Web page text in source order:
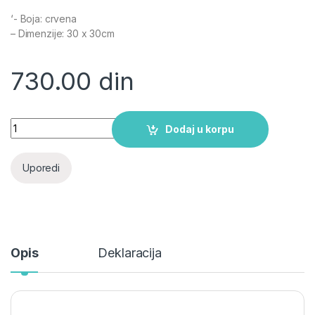
‘- Boja: crvena
– Dimenzije: 30 x 30cm
730.00 din
Plišano jastuče - Winnie pooh quantity
Dodaj u korpu
Uporedi
Opis Deklaracija